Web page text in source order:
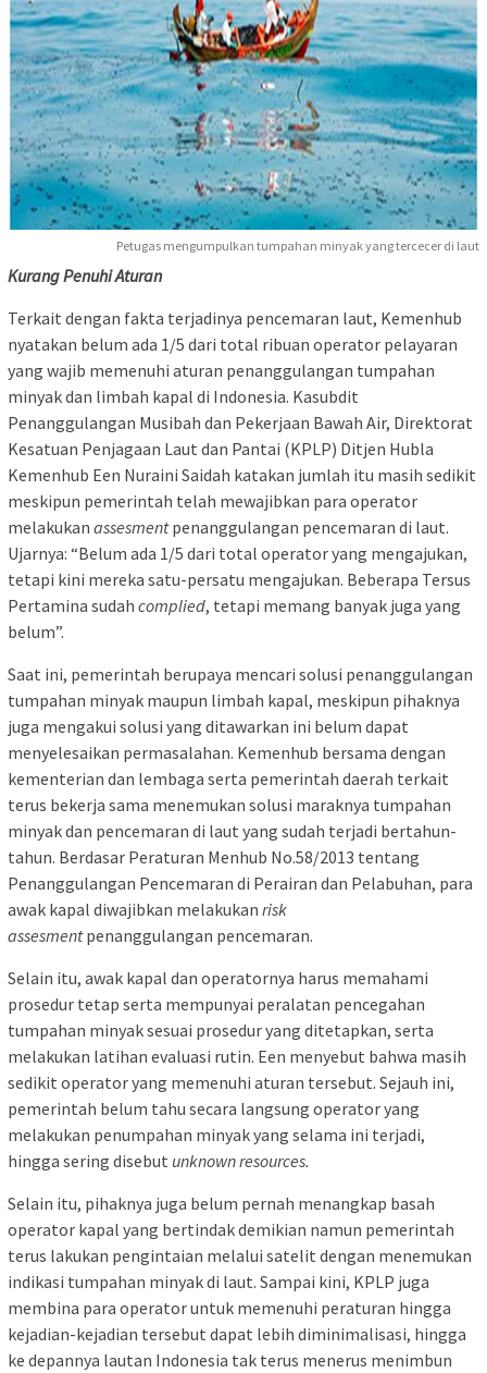
Petugas mengumpulkan tumpahan minyak yang tercecer di laut
Kurang Penuhi Aturan
Terkait dengan fakta terjadinya pencemaran laut, Kemenhub
nyatakan belum ada 1/5 dari total ribuan operator pelayaran
yang wajib memenuhi aturan penanggulangan tumpahan
minyak dan limbah kapal di Indonesia. Kasubdit
Penanggulangan Musibah dan Pekerjaan Bawah Air, Direktorat
Kesatuan Penjagaan Laut dan Pantai (KPLP) Ditjen Hubla
Kemenhub Een Nuraini Saidah katakan jumlah itu masih sedikit
meskipun pemerintah telah mewajibkan para operator
melakukan assesmentpenanggulangan pencemaran di laut.
Ujarnya: “Belum ada 1/5 dari total operator yang mengajukan,
tetapi kini mereka satu-persatu mengajukan. Beberapa Tersus
Pertamina sudah complied, tetapi memang banyak juga yang
belum”.
Saat ini, pemerintah berupaya mencari solusi penanggulangan
tumpahan minyak maupun limbah kapal, meskipun pihaknya
juga mengakui solusi yang ditawarkan ini belum dapat
menyelesaikan permasalahan. Kemenhub bersama dengan
kementerian dan lembaga serta pemerintah daerah terkait
terus bekerja sama menemukan solusi maraknya tumpahan
minyak dan pencemaran di laut yang sudah terjadi bertahun-
tahun. Berdasar Peraturan Menhub No.58/2013 tentang
Penanggulangan Pencemaran di Perairan dan Pelabuhan, para
awak kapal diwajibkan melakukan risk
assesmentpenanggulangan pencemaran.
Selain itu, awak kapal dan operatornya harus memahami
prosedur tetap serta mempunyai peralatan pencegahan
tumpahan minyak sesuai prosedur yang ditetapkan, serta
melakukan latihan evaluasi rutin. Een menyebut bahwa masih
sedikit operator yang memenuhi aturan tersebut. Sejauh ini,
pemerintah belum tahu secara langsung operator yang
melakukan penumpahan minyak yang selama ini terjadi,
hingga sering disebut unknown resources.
Selain itu, pihaknya juga belum pernah menangkap basah
operator kapal yang bertindak demikian namun pemerintah
terus lakukan pengintaian melalui satelit dengan menemukan
indikasi tumpahan minyak di laut. Sampai kini, KPLP juga
membina para operator untuk memenuhi peraturan hingga
kejadian-kejadian tersebut dapat lebih diminimalisasi, hingga
ke depannya lautan Indonesia tak terus menerus menimbun